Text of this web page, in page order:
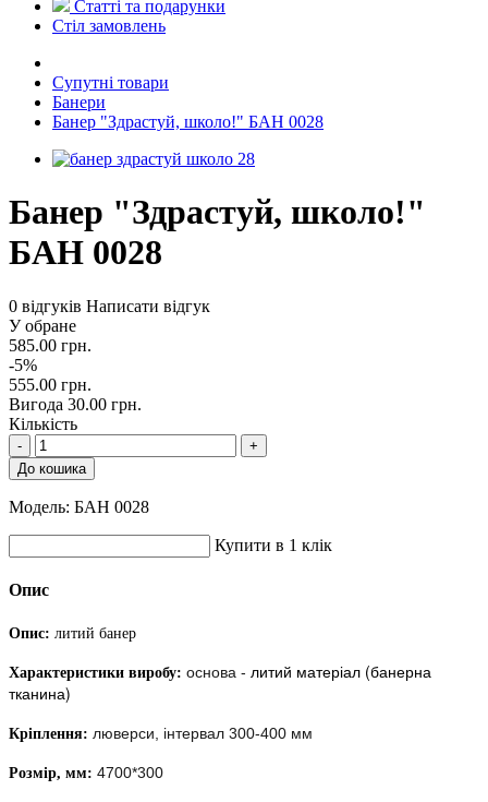
Статті та подарунки
Стіл замовлень
Супутні товари
Банери
Банер "Здрастуй, школо!" БАН 0028
Банер "Здрастуй, школо!"
БАН 0028
0 відгуків Написати відгук
У обране
585.00 грн.
-5%
555.00 грн.
Вигода 30.00 грн.
Кількість
-
+
До кошика
Модель: БАН 0028
Купити в 1 клік
Опис
Опис: литий банер
Характеристики виробу: основа - литий матеріал (банерна
тканина)
Кріплення: люверси, інтервал 300-400 мм
Розмір, мм: 4700*300